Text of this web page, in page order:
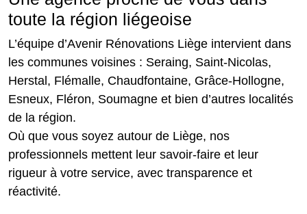
toute la région liégeoise
L’équipe d’Avenir Rénovations Liège intervient dans
les communes voisines : Seraing, Saint-Nicolas,
Herstal, Flémalle, Chaudfontaine, Grâce-Hollogne,
Esneux, Fléron, Soumagne et bien d’autres localités
de la région.
Où que vous soyez autour de Liège, nos
professionnels mettent leur savoir-faire et leur
rigueur à votre service, avec transparence et
réactivité.